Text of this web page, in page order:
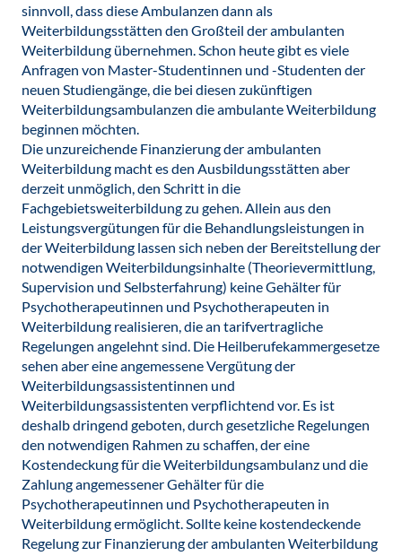
sinnvoll, dass diese Ambulanzen dann als
Weiterbildungsstätten den Großteil der ambulanten
Weiterbildung übernehmen. Schon heute gibt es viele
Anfragen von Master-Studentinnen und -Studenten der
neuen Studiengänge, die bei diesen zukünftigen
Weiterbildungsambulanzen die ambulante Weiterbildung
beginnen möchten.
Die unzureichende Finanzierung der ambulanten
Weiterbildung macht es den Ausbildungsstätten aber
derzeit unmöglich, den Schritt in die
Fachgebietsweiterbildung zu gehen. Allein aus den
Leistungsvergütungen für die Behandlungsleistungen in
der Weiterbildung lassen sich neben der Bereitstellung der
notwendigen Weiterbildungsinhalte (Theorievermittlung,
Supervision und Selbsterfahrung) keine Gehälter für
Psychotherapeutinnen und Psychotherapeuten in
Weiterbildung realisieren, die an tarifvertragliche
Regelungen angelehnt sind. Die Heilberufekammergesetze
sehen aber eine angemessene Vergütung der
Weiterbildungsassistentinnen und
Weiterbildungsassistenten verpflichtend vor. Es ist
deshalb dringend geboten, durch gesetzliche Regelungen
den notwendigen Rahmen zu schaffen, der eine
Kostendeckung für die Weiterbildungsambulanz und die
Zahlung angemessener Gehälter für die
Psychotherapeutinnen und Psychotherapeuten in
Weiterbildung ermöglicht. Sollte keine kostendeckende
Regelung zur Finanzierung der ambulanten Weiterbildung